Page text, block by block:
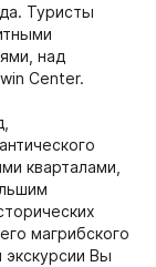
Туристы
над
Center.
кварталами,
магрибского
экскурсии Вы